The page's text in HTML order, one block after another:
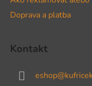
Doprava a platba
Kontakt
eshop@